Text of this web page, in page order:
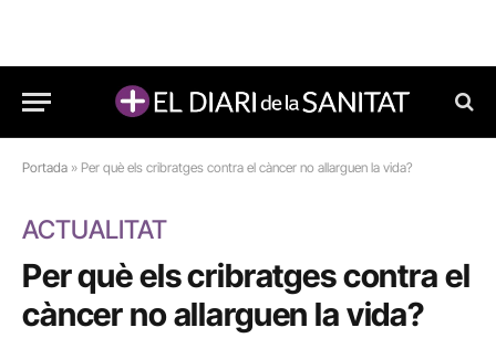
Portada » Per què els cribratges contra el càncer no allarguen la vida?
ACTUALITAT
Per què els cribratges contra el
càncer no allarguen la vida?